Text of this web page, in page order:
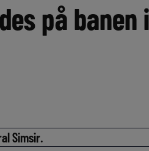
på banen
Simsir.